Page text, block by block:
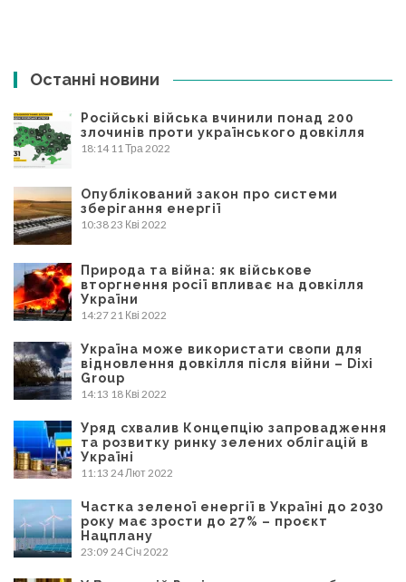
Останні новини
Російські війська вчинили понад 200
злочинів проти українського довкілля
18:14 11 Тра 2022
Опублікований закон про системи
зберігання енергії
10:3823 Кві 2022
Природа та війна: як військове
вторгнення росії впливає на довкілля
України
14:2721 Кві 2022
Україна може використати свопи для
відновлення довкілля після війни – Dixi
Group
14:13 18 Кві 2022
Уряд схвалив Концепцію запровадження
та розвитку ринку зелених облігацій в
Україні
11:13 24 Лют 2022
Частка зеленої енергії в Україні до 2030
року має зрости до 27% – проєкт
Нацплану
23:09 24 Січ 2022